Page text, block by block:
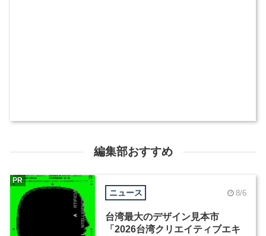
編集部おすすめ
ニュース 8/6
台湾最大のデザイン見本市
「2026台湾クリエイティブエキ
PR